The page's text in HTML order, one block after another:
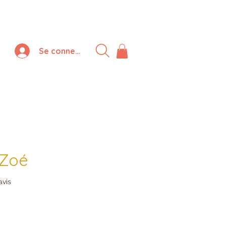
Se connecter
cinq étoiles selon 1 avis